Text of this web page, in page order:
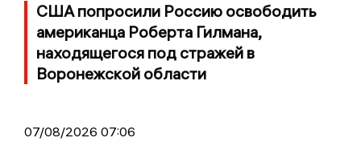
США попросили Россию освободить
американца Роберта Гилмана,
находящегося под стражей в
Воронежской области
07/08/2026 07:06